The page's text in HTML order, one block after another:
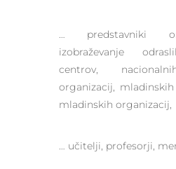
… predstavniki
izobraževanje
centrov,
organizacij,
mladinskih organizacij,
… učitelji, profesorji,